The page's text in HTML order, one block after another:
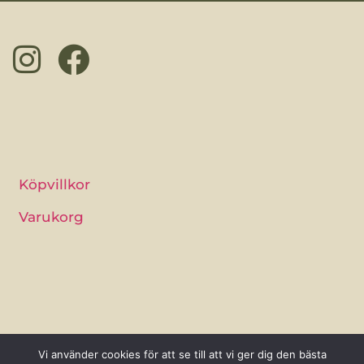
Tydinge 1277 J, 289 93 Broby
Köpvillkor
Varukorg
Vi använder cookies för att se till att vi ger dig den bästa